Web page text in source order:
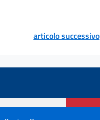
articolo successivo